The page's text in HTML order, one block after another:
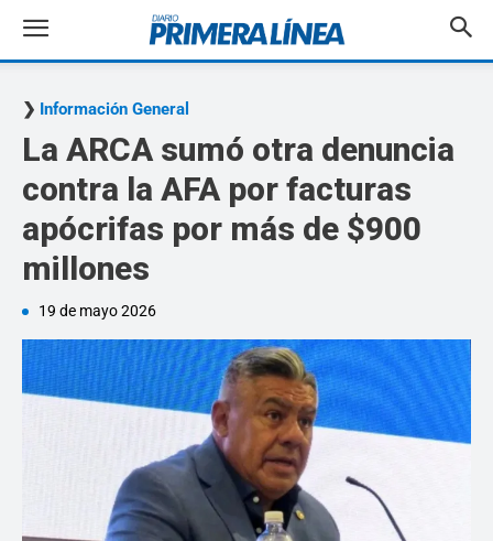
Información General
La ARCA sumó otra denuncia
contra la AFA por facturas
apócrifas por más de $900
millones
19 de mayo 2026